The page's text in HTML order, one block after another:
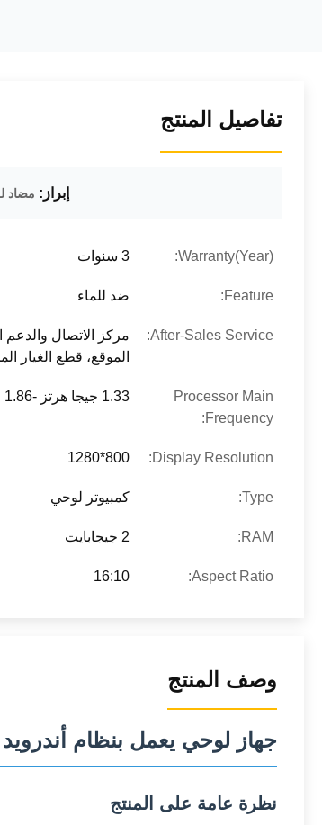
تفاصيل المنتج
إبراز: مضاد للماء 10.1 بوصة كل شيء في
Warranty(Year): 3 سنوات
Feature: ضد للماء
After-Sales Service:
مركز الاتصال والدعم
الموقع، قطع الغيار
Processor Main
Frequency:
1.33 جيجا هرتز -1.86 جيجا هرتز
Display Resolution:
800*1280
Type: كمبيوتر لوحي
RAM: 2 جيجابايت
Aspect Ratio:
16:10
وصف المنتج
جهاز لوحي يعمل بنظام أندرويد مقاوم للماء مقاس 10.1 بوصة 12 فولت
نظرة عامة على المنتج